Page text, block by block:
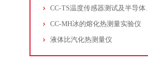
CC-TS温
CC-MH冰的熔化热测量实验仪
液体比汽化热测量仪